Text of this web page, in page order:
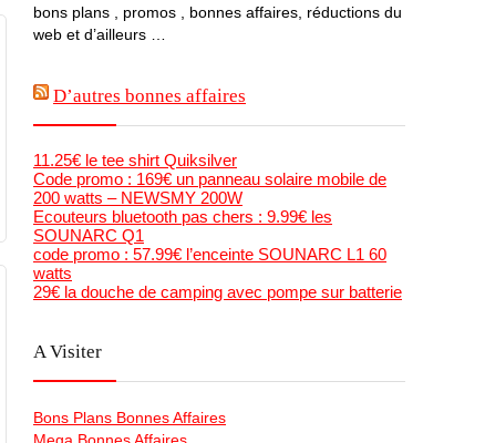
bons plans , promos , bonnes affaires, réductions du
web et d’ailleurs …
D’autres bonnes affaires
11.25€ le tee shirt Quiksilver
Code promo : 169€ un panneau solaire mobile de
200 watts – NEWSMY 200W
Ecouteurs bluetooth pas chers : 9.99€ les
SOUNARC Q1
code promo : 57.99€ l’enceinte SOUNARC L1 60
watts
29€ la douche de camping avec pompe sur batterie
A Visiter
Bons Plans Bonnes Affaires